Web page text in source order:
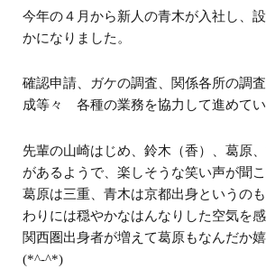
今年の４月から新人の青木が入社し、
かになりました。
確認申請、ガケの調査、関係各所の調
成等々 各種の業務を協力して進めてい
先輩の山崎はじめ、鈴木（香）、葛原
があるようで、楽しそうな笑い声が聞こ
葛原は三重、青木は京都出身というの
わりには穏やかなはんなりした空気を感
関西圏出身者が増えて葛原もなんだか
(*^-^*)